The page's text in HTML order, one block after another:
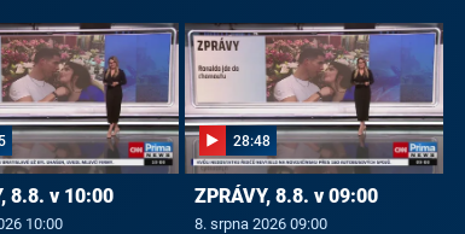
8.8. v 10:00
10:00
28:48
ZPRÁVY, 8.8. v 09:00
8. srpna 2026 09:00